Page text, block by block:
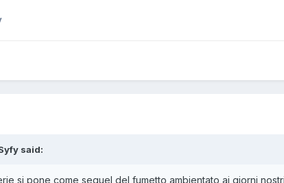
said:
si pone come sequel del fumetto ambientato ai giorni nostri